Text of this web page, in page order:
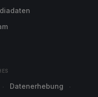
Datenerhebung